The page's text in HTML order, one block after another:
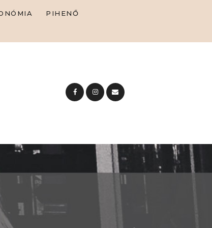
PIHENŐ